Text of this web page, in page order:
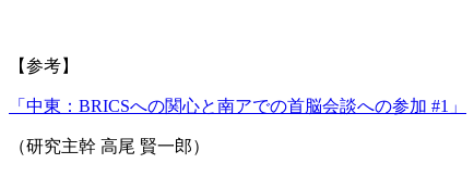
【参考】
「中東：BRICSへの関心と南アでの首脳会談への参加 #1」
（研究主幹 高尾 賢一郎）